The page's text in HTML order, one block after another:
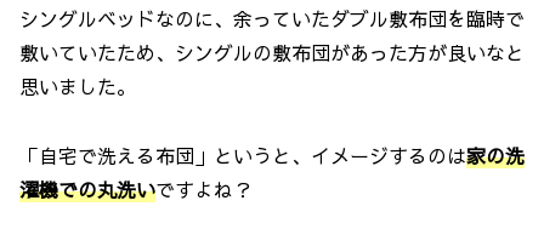
シングルベッドなのに、余っていたダブル敷布団を臨時で
敷いていたため、シングルの敷布団があった方が良いなと
思いました。
「自宅で洗える布団」というと、イメージするのは家の洗
濯機での丸洗いですよね？